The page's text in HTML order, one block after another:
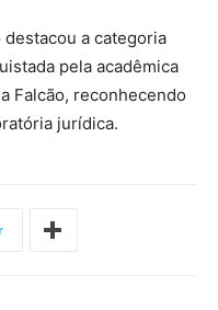
a categoria
pela acadêmica
Falcão, reconhecendo
jurídica.